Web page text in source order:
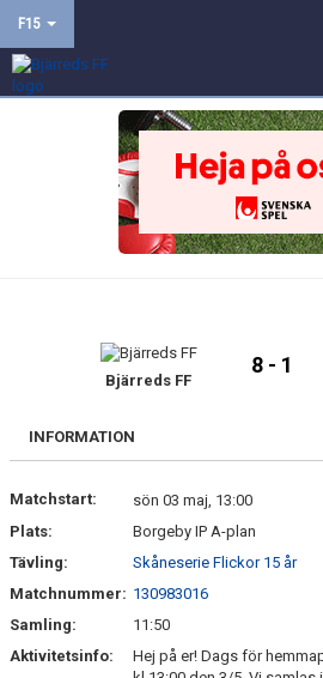
F15
DOKUMENT
Bjärreds FF
8 - 1
INFORMATION
Matchstart:
sön 03 maj, 13:00
Plats:
Borgeby IP A-plan
Tävling:
Skåneserie Flickor 15 år
Matchnummer: 130983016
Samling:
11:50
Aktivitetsinfo:
Hej på er! Dags för